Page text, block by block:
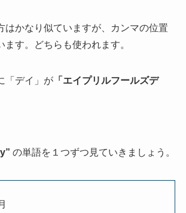
はかなり似ていますが、カンマの位置
ます。どちらも使われます。
「デイ」が「エイプリルフールズデ
の単語を１つずつ見ていきましょう。